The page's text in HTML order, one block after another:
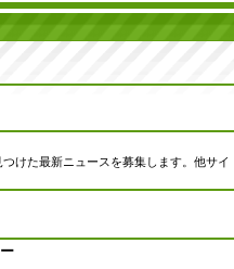
けた最新ニュースを募集します。他サイ